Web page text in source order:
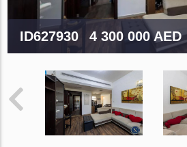
ID627930 4 300 000 AED